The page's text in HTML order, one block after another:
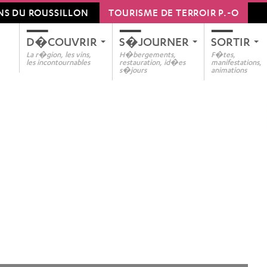
DU ROUSSILLON TOURISME DE TERROIR P.-O
D�COUVRIR
La r�gion, les vins,
les incontournables
S�JOURNER
H�bergements,
restauration, id�es
s�jours
SORTIR
F�tes,
manifestations,
animations